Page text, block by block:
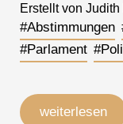
Erstellt von Judith
#Abstimmungen
#Parlament
weiterlesen